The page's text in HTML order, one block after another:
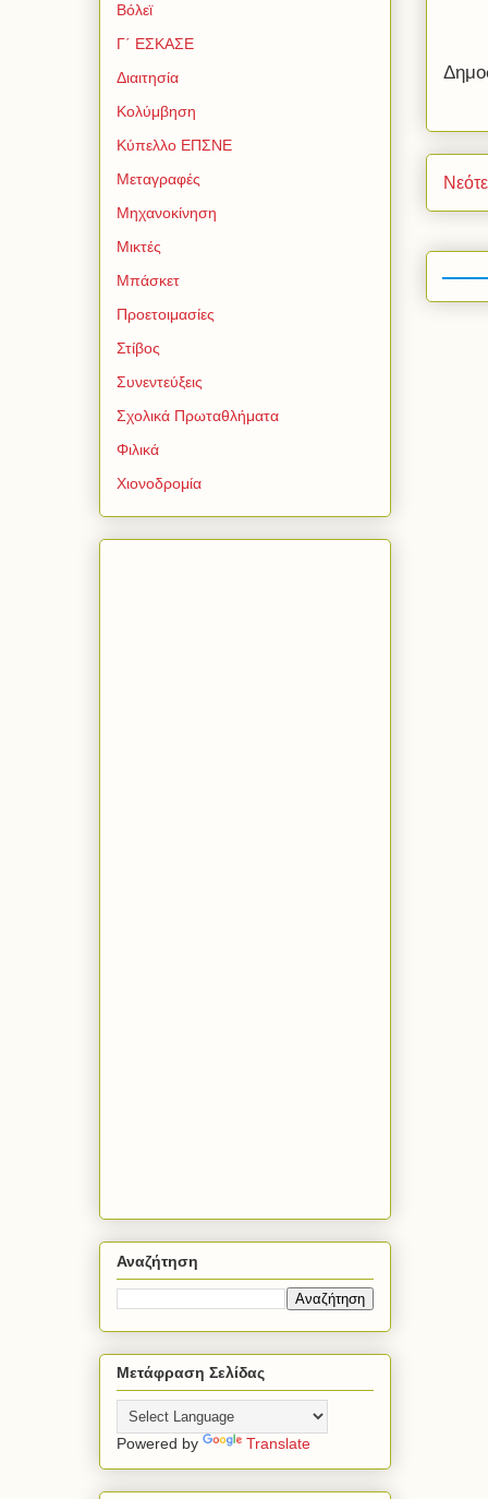
Βόλεϊ
Γ΄ ΕΣΚΑΣΕ
Διαιτησία
Κολύμβηση
Κύπελλο ΕΠΣΝΕ
Μεταγραφές
Μηχανοκίνηση
Μικτές
Μπάσκετ
Προετοιμασίες
Στίβος
Συνεντεύξεις
Σχολικά Πρωταθλήματα
Φιλικά
Χιονοδρομία
Αναζήτηση
Μετάφραση Σελίδας
Powered by Translate